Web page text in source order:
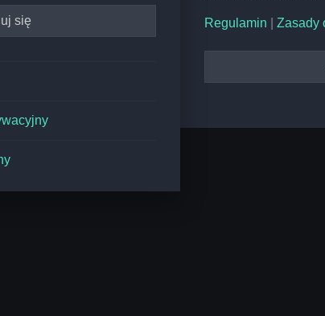
Regulamin Zasady